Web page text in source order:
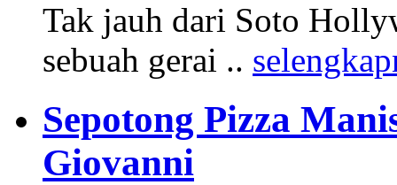
Tak jauh dari Soto
sebuah gerai ..
Sepotong Pizza
Giovanni